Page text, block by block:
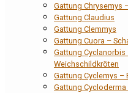
Gattung Chrysemys
Gattung Claudius
Gattung Clemmys
Gattung Cuora –
Gattung
Weichschildkröten
Gattung Cyclemys –
Gattung